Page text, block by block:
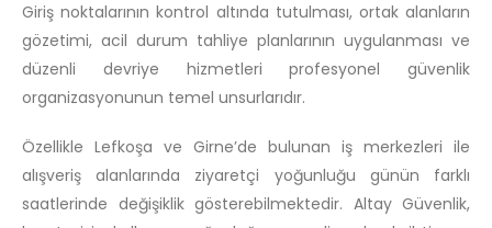
Giriş noktalarının kontrol altında tutulması, ortak alanların
gözetimi, acil durum tahliye planlarının uygulanması ve
düzenli devriye hizmetleri profesyonel güvenlik
organizasyonunun temel unsurlarıdır.
Özellikle Lefkoşa ve Girne’de bulunan iş merkezleri ile
alışveriş alanlarında ziyaretçi yoğunluğu günün farklı
saatlerinde değişiklik gösterebilmektedir. Altay Güvenlik,